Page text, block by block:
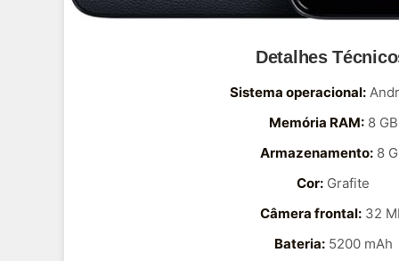
Detalhes
Sistema operacional:
Memória RAM:8 GB
Armazenamento:8
Cor: Grafite
Câmera frontal: 32
Bateria:5200 mAh